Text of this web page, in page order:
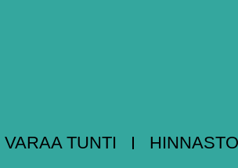
VARAA TUNTI HINNASTO